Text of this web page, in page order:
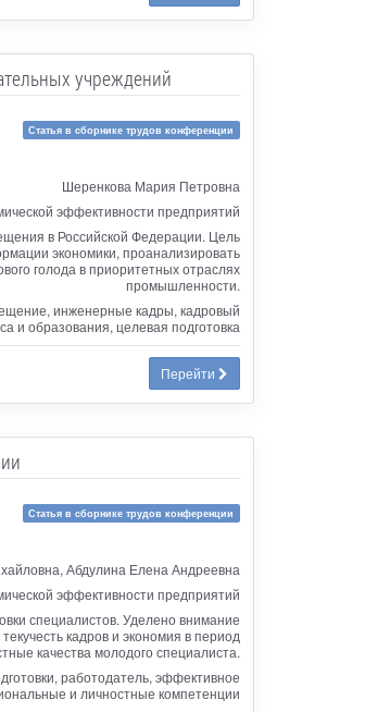
учреждений
Статья в сборнике трудов конференции
Шеренкова Мария Петровна
эффективности предприятий
в Российской Федерации. Цель
экономики, проанализировать
голода в приоритетных отраслях
промышленности.
инженерные кадры, кадровый
и образования, целевая подготовка
Перейти
Статья в сборнике трудов конференции
Абдулина Елена Андреевна
эффективности предприятий
специалистов. Уделено внимание
кадров и экономия в период
качества молодого специалиста.
работодатель, эффективное
и личностные компетенции